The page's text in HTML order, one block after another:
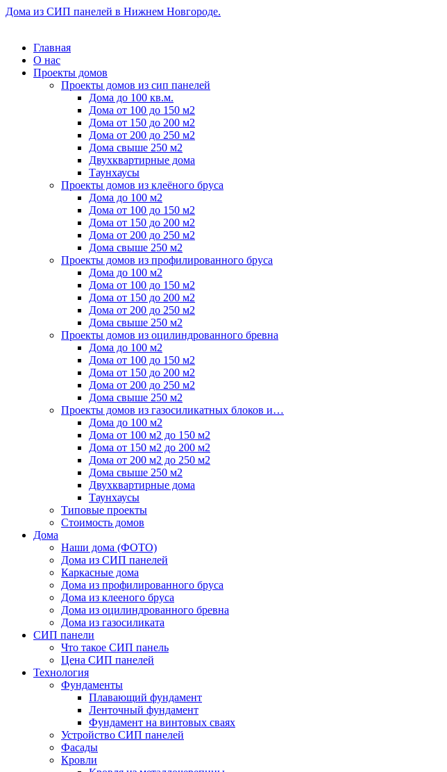
Дома из СИП панелей в Нижнем Новгороде.
Главная
О нас
Проекты домов
Проекты домов из сип панелей
Дома до 100 кв.м.
Дома от 100 до 150 м2
Дома от 150 до 200 м2
Дома от 200 до 250 м2
Дома свыше 250 м2
Двухквартирные дома
Таунхаусы
Проекты домов из клеёного бруса
Дома до 100 м2
Дома от 100 до 150 м2
Дома от 150 до 200 м2
Дома от 200 до 250 м2
Дома свыше 250 м2
Проекты домов из профилированного бруса
Дома до 100 м2
Дома от 100 до 150 м2
Дома от 150 до 200 м2
Дома от 200 до 250 м2
Дома свыше 250 м2
Проекты домов из оцилиндрованного бревна
Дома до 100 м2
Дома от 100 до 150 м2
Дома от 150 до 200 м2
Дома от 200 до 250 м2
Дома свыше 250 м2
Проекты домов из газосиликатных блоков и…
Дома до 100 м2
Дома от 100 м2 до 150 м2
Дома от 150 м2 до 200 м2
Дома от 200 м2 до 250 м2
Дома свыше 250 м2
Двухквартирные дома
Таунхаусы
Типовые проекты
Стоимость домов
Дома
Наши дома (ФОТО)
Дома из СИП панелей
Каркасные дома
Дома из профилированного бруса
Дома из клееного бруса
Дома из оцилиндрованного бревна
Дома из газосиликата
СИП панели
Что такое СИП панель
Цена СИП панелей
Технология
Фундаменты
Плавающий фундамент
Ленточный фундамент
Фундамент на винтовых сваях
Устройство СИП панелей
Фасады
Кровли